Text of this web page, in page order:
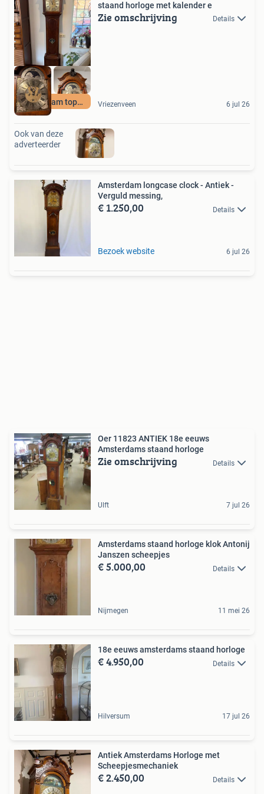
Amsterdam topstuk
staand horloge met kalender e
Zie omschrijving Details
Vriezenveen 6 jul 26
Ook van deze
adverteerder
Amsterdam longcase clock - Antiek -
Verguld messing,
€ 1.250,00 Details
Bezoek website 6 jul 26
Oer 11823 ANTIEK 18e eeuws
Amsterdams staand horloge
Zie omschrijving Details
Ulft 7 jul 26
Amsterdams staand horloge klok Antonij
Janszen scheepjes
€ 5.000,00 Details
Nijmegen 11 mei 26
18e eeuws amsterdams staand horloge
€ 4.950,00 Details
Hilversum 17 jul 26
Antiek Amsterdams Horloge met
Scheepjesmechaniek
€ 2.450,00 Details